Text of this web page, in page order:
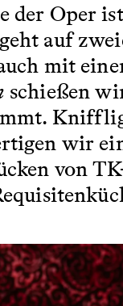
der Oper
geht auf
mit
schießen
Knifflig
wir
von